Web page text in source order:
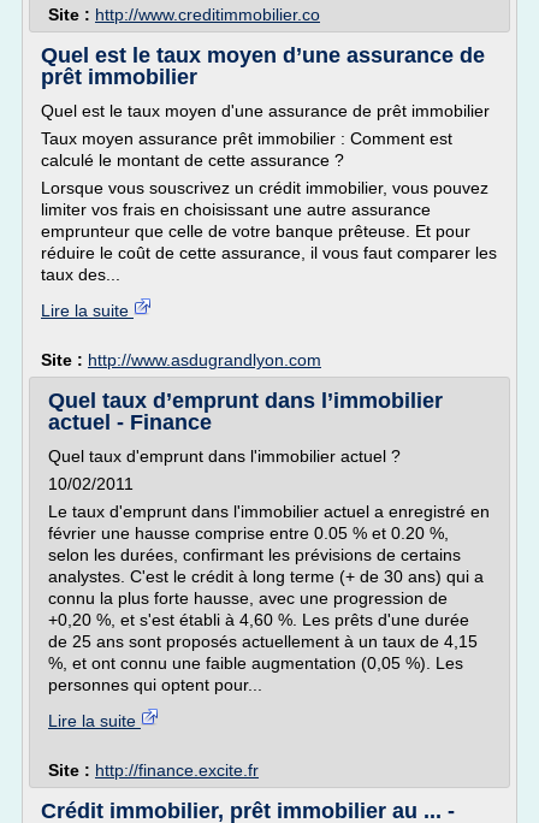
Site : http://www.creditimmobilier.co
Quel est le taux moyen d’une assurance de
prêt immobilier
Quel est le taux moyen d'une assurance de prêt immobilier
Taux moyen assurance prêt immobilier : Comment est
calculé le montant de cette assurance ?
Lorsque vous souscrivez un crédit immobilier, vous pouvez
limiter vos frais en choisissant une autre assurance
emprunteur que celle de votre banque prêteuse. Et pour
réduire le coût de cette assurance, il vous faut comparer les
taux des...
Lire la suite
Site : http://www.asdugrandlyon.com
Quel taux d’emprunt dans l’immobilier
actuel - Finance
Quel taux d'emprunt dans l'immobilier actuel ?
10/02/2011
Le taux d'emprunt dans l'immobilier actuel a enregistré en
février une hausse comprise entre 0.05 % et 0.20 %,
selon les durées, confirmant les prévisions de certains
analystes. C'est le crédit à long terme (+ de 30 ans) qui a
connu la plus forte hausse, avec une progression de
+0,20 %, et s'est établi à 4,60 %. Les prêts d'une durée
de 25 ans sont proposés actuellement à un taux de 4,15
%, et ont connu une faible augmentation (0,05 %). Les
personnes qui optent pour...
Lire la suite
Site : http://finance.excite.fr
Crédit immobilier, prêt immobilier au ... -